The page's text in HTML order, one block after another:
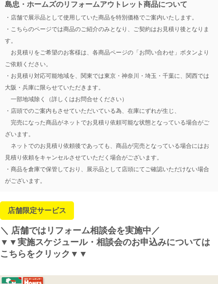
島忠・ホームズのリフォームアウトレット商品について
・店舗で展示品として使用していた商品を特別価格でご案内いたします。
・こちらのページでは商品のご紹介のみとなり、ご契約はお見積り後となりま
す。
お見積りをご希望のお客様は、各商品ページの「お問い合わせ」ボタンより
ご依頼ください。
・お見積り対応可能地域を、関東では東京・神奈川・埼玉・千葉に、関西では
大阪・兵庫に限らせていただきます。
一部地域除く（詳しくはお問合せください）
・店頭でのご案内もさせていただいている為、在庫にずれが生じ、
完売になった商品がネットでお見積り依頼可能な状態となっている場合がご
ざいます。
ネットでのお見積り依頼後であっても、商品が完売となっている場合にはお
見積り依頼をキャンセルさせていただく場合がございます。
・商品を倉庫で保管しており、展示品として店頭にてご確認いただけない場合
がございます。
店舗限定サービス
＼ 店舗ではリフォーム相談会を実施中／
▼▼実施スケジュール・相談会のお申込みについては
こちらをクリック▼▼